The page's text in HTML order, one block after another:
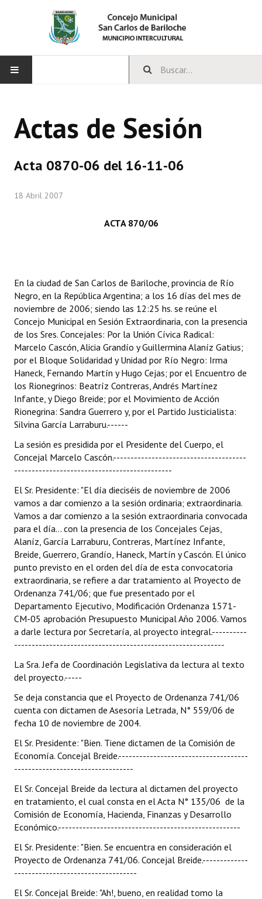
CONCEJO
LEGISLACIÓN
Constitución Nacional
Constitución Provincial
Carta Orgánica 2007
Reglamento Interno
Digesto
Organigrama
DOCUMENTOS
Informes de Gestión
Proyectos Presentados
Dictámenes Asesoría Letrada
Actas de Sesión
Informes de Unidad Coordinadora
Ejecución Presupuestaria
Actas de Audiencias Públicas
NORMATIVA
Comunicaciones
Declaraciones
Resoluciones
Resoluciones de Presidencia
INSTITUCIONAL
Antiguos Pobladores
Noticias Destacadas
Datos Históricos
Actas de Sesión
Acta 0870-06 del 16-11-06
18 Abril 2007
ACTA 870/06
En la ciudad de San Carlos de Bariloche, provincia de Río
Negro, en la República Argentina; a los 16 días del mes de
noviembre de 2006; siendo las 12:25 hs. se reúne el
Concejo Municipal en Sesión Extraordinaria, con la presencia
de los Sres. Concejales: Por la Unión Cívica Radical:
Marcelo Cascón, Alicia Grandío y Guillermina Alaníz Gatius;
por el Bloque Solidaridad y Unidad por Río Negro: Irma
Haneck, Fernando Martín y Hugo Cejas; por el Encuentro de
los Rionegrinos: Beatríz Contreras, Andrés Martínez
Infante, y Diego Breide; por el Movimiento de Acción
Rionegrina: Sandra Guerrero y, por el Partido Justicialista:
Silvina García Larraburu.------
La sesión es presidida por el Presidente del Cuerpo, el
Concejal Marcelo Cascón.--------------------------------------
---------------------------------------------
El Sr. Presidente: "El día dieciséis de noviembre de 2006
vamos a dar comienzo a la sesión ordinaria; extraordinaria.
Vamos a dar comienzo a la sesión extraordinaria convocada
para el día... con la presencia de los Concejales Cejas,
Alaníz, García Larraburu, Contreras, Martínez Infante,
Breide, Guerrero, Grandío, Haneck, Martín y Cascón. El único
punto previsto en el orden del día de esta convocatoria
extraordinaria, se refiere a dar tratamiento al Proyecto de
Ordenanza 741/06; que fue presentado por el
Departamento Ejecutivo, Modificación Ordenanza 1571-
CM-05 aprobación Presupuesto Municipal Año 2006. Vamos
a darle lectura por Secretaría, al proyecto integral.----------
------------------------------------------------------------
La Sra. Jefa de Coordinación Legislativa da lectura al texto
del proyecto.-----
Se deja constancia que el Proyecto de Ordenanza 741/06
cuenta con dictamen de Asesoría Letrada, N° 559/06 de
fecha 10 de noviembre de 2004.
El Sr. Presidente: "Bien. Tiene dictamen de la Comisión de
Economía. Concejal Breide.-------------------------------------
----------------------------------
El Sr. Concejal Breide da lectura al dictamen del proyecto
en tratamiento, el cual consta en el Acta N° 135/06 de la
Comisión de Economía, Hacienda, Finanzas y Desarrollo
Económico.----------------------------------------------------
El Sr. Presidente: "Bien. Se encuentra en consideración el
Proyecto de Ordenanza 741/06. Concejal Breide.-------------
-----------------------------------
El Sr. Concejal Breide: "Ah!, bueno, en realidad tomo la